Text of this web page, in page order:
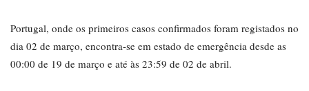
Portugal, onde os primeiros casos confirmados foram registados no
dia 02 de março, encontra-se em estado de emergência desde as
00:00 de 19 de março e até às 23:59 de 02 de abril.